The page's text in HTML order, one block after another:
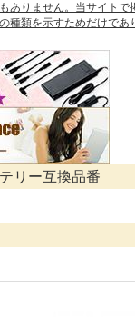
ありません。当サイトで
種類を示すためだけであ
リー互換品番